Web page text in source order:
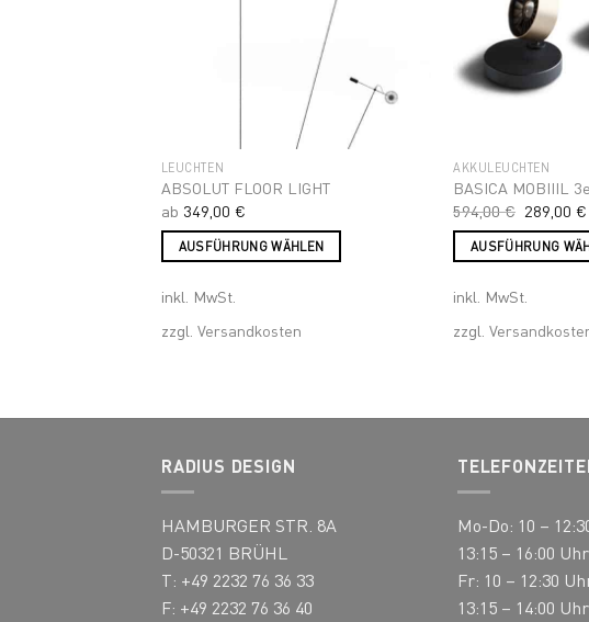
LEUCHTEN
ABSOLUT FLOOR LIGHT
ab 349,00 €
AUSFÜHRUNG WÄHLEN
Produkt
weist
Die
können
auf
der
Produktseite
gewählt
werden
inkl. MwSt.
zzgl. Versandkosten
AKKULEUCHTEN
BASICA MOBIIIL
594,00€ 289,00 €
AUSFÜHRUNG
Produkt
weist
Die
können
auf
der
Produktseite
gewählt
werden
inkl. MwSt.
zzgl.
RADIUS DESIGN
HAMBURGER STR. 8A
D-50321 BRÜHL
T: +49 2232 76 36 33
F: +49 2232 76 36 40
Mo-Do: 10 –
13:15 – 16:00 Uhr
Fr: 10 – 12:30
13:15 – 14:00 Uhr